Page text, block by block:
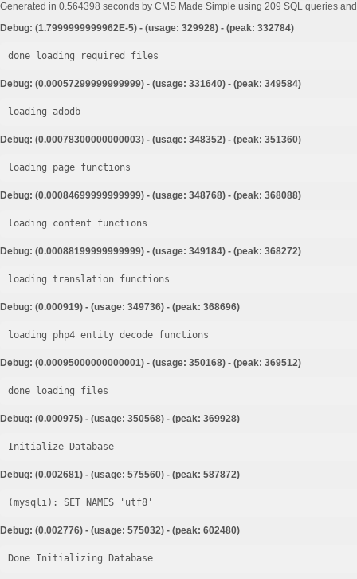
Generated in 0.564398 seconds by CMS Made Simple using 209 SQL queries
Debug: (1.7999999999962E-5) - (usage: 329928) - (peak: 332784)
done loading required files
Debug: (0.00057299999999999) - (usage: 331640) - (peak: 349584)
loading adodb
Debug: (0.00078300000000003) - (usage: 348352) - (peak: 351360)
loading page functions
Debug: (0.00084699999999999) - (usage: 348768) - (peak: 368088)
loading content functions
Debug: (0.00088199999999999) - (usage: 349184) - (peak: 368272)
loading translation functions
Debug: (0.000919) - (usage: 349736) - (peak: 368696)
loading php4 entity decode functions
Debug: (0.00095000000000001) - (usage: 350168) - (peak: 369512)
done loading files
Debug: (0.000975) - (usage: 350568) - (peak: 369928)
Initialize Database
Debug: (0.002681) - (usage: 575560) - (peak: 587872)
Debug: (0.002776) - (usage: 575032) - (peak: 602480)
Done Initializing Database